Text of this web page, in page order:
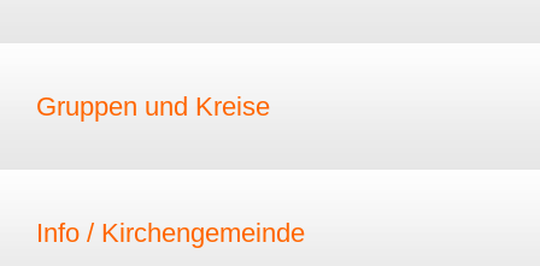
Gruppen und Kreise
Info / Kirchengemeinde